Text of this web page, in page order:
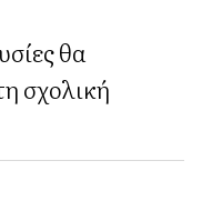
θα
σχολική